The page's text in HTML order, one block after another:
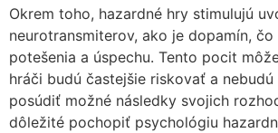
Okrem toho, hazardné hry stimulujú
neurotransmiterov, ako je dopamín,
potešenia a úspechu. Tento pocit
hráči budú častejšie riskovať a
posúdiť možné následky svojich
dôležité pochopiť psychológiu